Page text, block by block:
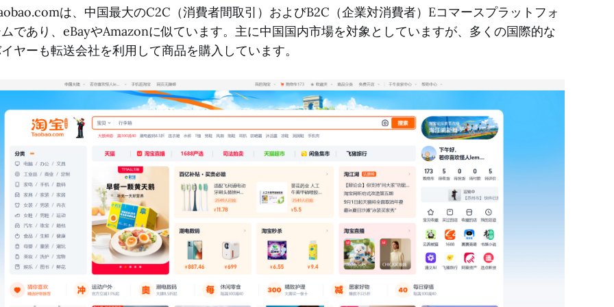
は、中国最大のC2C（消費者間取引）およびB2C（企業対消費者）Eコマースプラットフォ
であり、eBayやAmazonに似ています。主に中国国内市場を対象としていますが、多くの国際的な
ヤーも転送会社を利用して商品を購入しています。